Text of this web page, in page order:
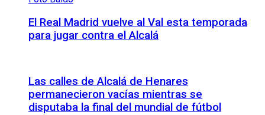
El Real Madrid vuelve al Val esta temporada
para jugar contra el Alcalá
Las calles de Alcalá de Henares
permanecieron vacías mientras se
disputaba la final del mundial de fútbol